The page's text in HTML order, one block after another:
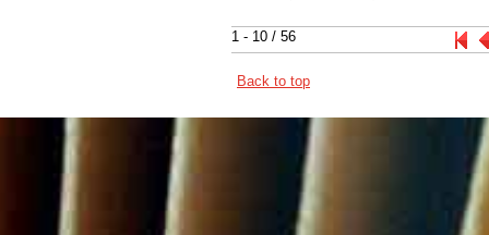
1 - 10 / 56
Back to top